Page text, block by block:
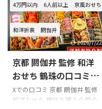
4万円以内 6人前以上 京風おせち
和洋折衷
閼伽井
2026/7/22
京都 閼伽井 監修 和洋
おせち 鶴珠の口コミを
まとめてみました!!!
Xでの口コミ 京都 閼伽井 監修
和洋おせち 鶴珠を購入の際の